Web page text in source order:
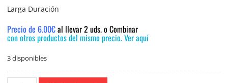
Larga Duración
Precio de 6.00€al llevar 2 uds. o Combinar
con otros productos del mismo precio. Ver aquí
3 disponibles